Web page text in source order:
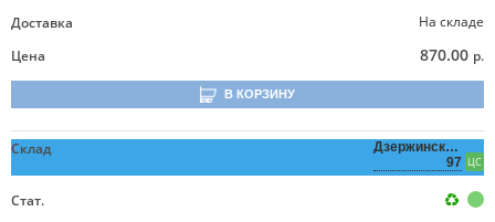
Доставка
На складе
Цена
870.00 р.
В КОРЗИНУ
Склад
Дзержинского,
97 ЦС
Стат.